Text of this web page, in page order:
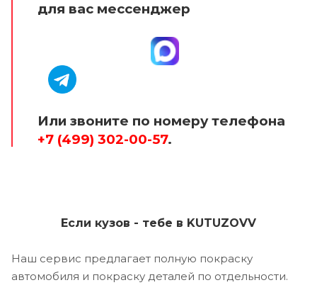
для вас мессенджер
Или звоните по номеру телефона
+7 (499) 302-00-57.
Если кузов - тебе в KUTUZOVV
Наш сервис предлагает полную покраску
автомобиля и покраску деталей по отдельности.